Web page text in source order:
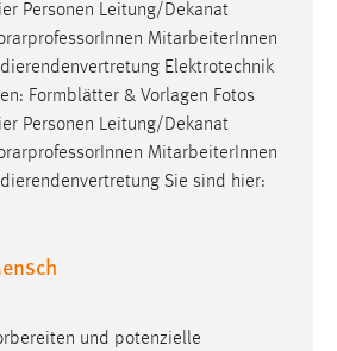
Personen Leitung/Dekanat
MitarbeiterInnen
Elektrotechnik
Formblätter & Vorlagen Fotos
Personen Leitung/Dekanat
MitarbeiterInnen
Sie sind hier:
und potenzielle